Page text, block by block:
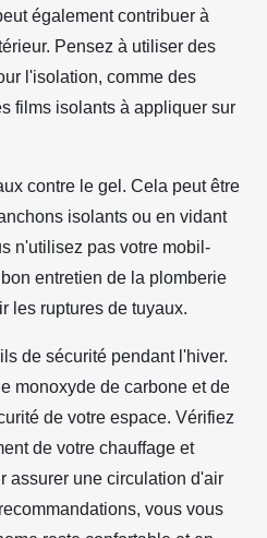
également contribuer à
Pensez à utiliser des
l'isolation, comme des
films isolants à appliquer sur
contre le gel. Cela peut être
isolants ou en vidant
n'utilisez pas votre mobil-
entretien de la plomberie
les ruptures de tuyaux.
de sécurité pendant l'hiver.
monoxyde de carbone et de
de votre espace. Vérifiez
de votre chauffage et
assurer une circulation d'air
vous vous